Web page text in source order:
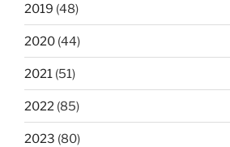
2019 (48)
2020 (44)
2021 (51)
2022 (85)
2023 (80)